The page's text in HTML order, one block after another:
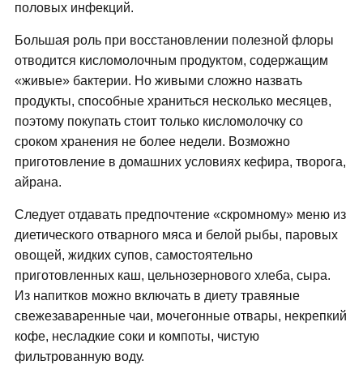
половых инфекций.
Большая роль при восстановлении полезной флоры
отводится кисломолочным продуктом, содержащим
«живые» бактерии. Но живыми сложно назвать
продукты, способные храниться несколько месяцев,
поэтому покупать стоит только кисломолочку со
сроком хранения не более недели. Возможно
приготовление в домашних условиях кефира, творога,
айрана.
Следует отдавать предпочтение «скромному» меню из
диетического отварного мяса и белой рыбы, паровых
овощей, жидких супов, самостоятельно
приготовленных каш, цельнозернового хлеба, сыра.
Из напитков можно включать в диету травяные
свежезаваренные чаи, мочегонные отвары, некрепкий
кофе, несладкие соки и компоты, чистую
фильтрованную воду.